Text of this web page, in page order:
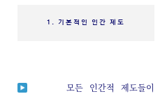
1. 기본적인 인간 제도
모든 인간적 제도들이